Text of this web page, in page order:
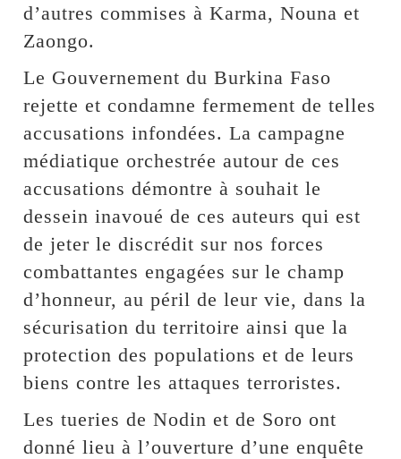
d’autres commises à Karma, Nouna et
Zaongo.
Le Gouvernement du Burkina Faso
rejette et condamne fermement de telles
accusations infondées. La campagne
médiatique orchestrée autour de ces
accusations démontre à souhait le
dessein inavoué de ces auteurs qui est
de jeter le discrédit sur nos forces
combattantes engagées sur le champ
d’honneur, au péril de leur vie, dans la
sécurisation du territoire ainsi que la
protection des populations et de leurs
biens contre les attaques terroristes.
Les tueries de Nodin et de Soro ont
donné lieu à l’ouverture d’une enquête